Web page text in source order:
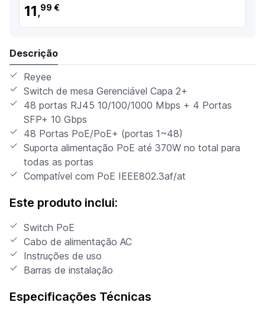
11 ,99 €
Descrição
Reyee
Switch de mesa Gerenciável Capa 2+
48 portas RJ45 10/100/1000 Mbps + 4 Portas
SFP+ 10 Gbps
48 Portas PoE/PoE+ (portas 1~48)
Suporta alimentação PoE até 370W no total para
todas as portas
Compatível com PoE IEEE802.3af/at
Este produto inclui:
Switch PoE
Cabo de alimentação AC
Instruções de uso
Barras de instalação
Especificações Técnicas